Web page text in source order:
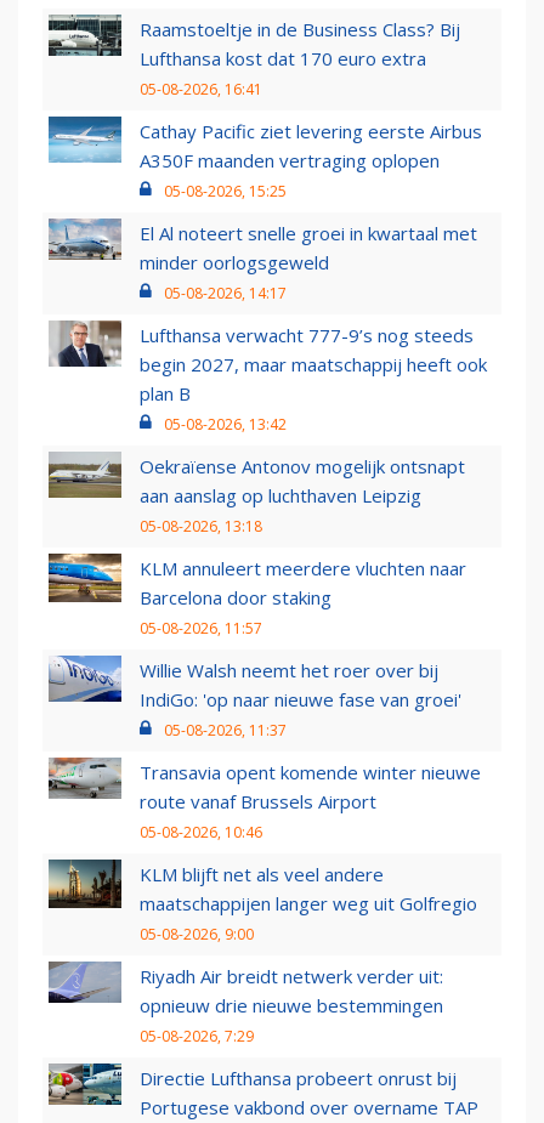
Raamstoeltje in de Business Class? Bij
Lufthansa kost dat 170 euro extra
05-08-2026, 16:41
Cathay Pacific ziet levering eerste Airbus
A350F maanden vertraging oplopen
05-08-2026, 15:25
El Al noteert snelle groei in kwartaal met
minder oorlogsgeweld
05-08-2026, 14:17
Lufthansa verwacht 777-9’s nog steeds
begin 2027, maar maatschappij heeft ook
plan B
05-08-2026, 13:42
Oekraïense Antonov mogelijk ontsnapt
aan aanslag op luchthaven Leipzig
05-08-2026, 13:18
KLM annuleert meerdere vluchten naar
Barcelona door staking
05-08-2026, 11:57
Willie Walsh neemt het roer over bij
IndiGo: 'op naar nieuwe fase van groei'
05-08-2026, 11:37
Transavia opent komende winter nieuwe
route vanaf Brussels Airport
05-08-2026, 10:46
KLM blijft net als veel andere
maatschappijen langer weg uit Golfregio
05-08-2026, 9:00
Riyadh Air breidt netwerk verder uit:
opnieuw drie nieuwe bestemmingen
05-08-2026, 7:29
Directie Lufthansa probeert onrust bij
Portugese vakbond over overname TAP